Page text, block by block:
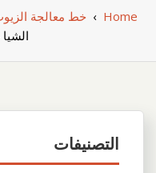
Home
› خط معالجة الزيوت
التصنيفات